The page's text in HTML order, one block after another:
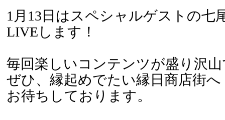
1月13日はスペシャルゲストの七
LIVEします！
毎回楽しいコンテンツが盛り沢
ぜひ、縁起めでたい縁日商店街へ
お待ちしております。